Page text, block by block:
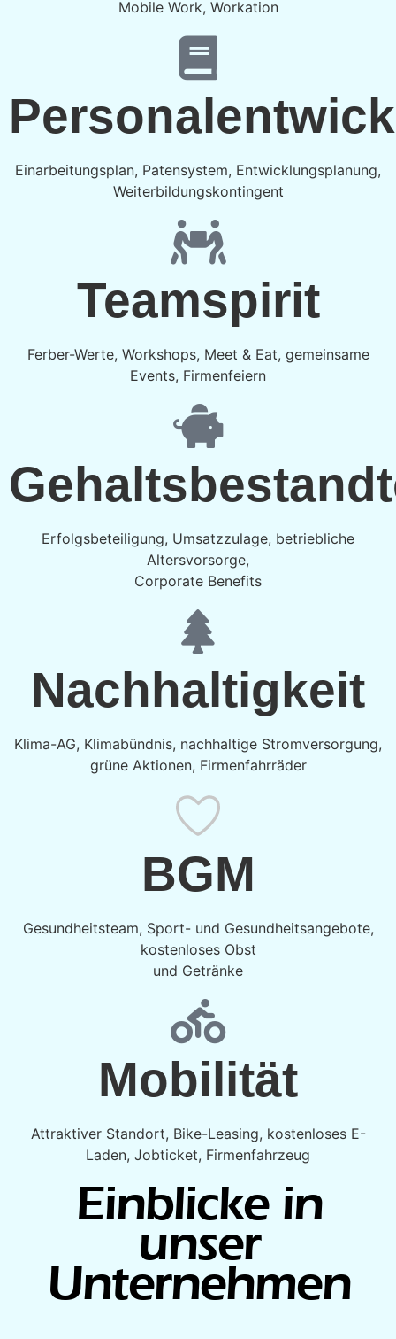
Mobile Work, Workation
Einarbeitungsplan, Patensystem, Entwicklungsplanung,
Weiterbildungskontingent
Teamspirit
Ferber-Werte, Workshops, Meet & Eat, gemeinsame
Events, Firmenfeiern
Erfolgsbeteiligung, Umsatzzulage, betriebliche
Altersvorsorge,
Corporate Benefits
Nachhaltigkeit
Klima-AG, Klimabündnis, nachhaltige Stromversorgung,
grüne Aktionen, Firmenfahrräder
BGM
Gesundheitsteam, Sport- und Gesundheitsangebote,
kostenloses Obst
und Getränke
Mobilität
Attraktiver Standort, Bike-Leasing, kostenloses E-
Laden, Jobticket, Firmenfahrzeug
Einblicke in
unser
Unternehmen